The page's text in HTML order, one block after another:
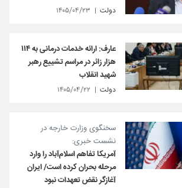
دولت ۱۴۰۵/۰۴/۲۳
عارف: ارائه خدمات درمانی به ۱۱۴
هزار زائر در مراسم تشییع رهبر
شهید انقلاب
دولت ۱۴۰۵/۰۴/۲۲
سخنگوی وزارت خارجه در
نشست خبری:
آمریکا تفاهم اسلام‌آباد را وارد
مرحله بحران کرده است/ ایران
آغازگر نقض تعهدات نبود